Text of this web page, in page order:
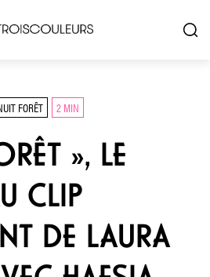
FORÊT 2 MIN
», LE
CLIP
DE LAURA